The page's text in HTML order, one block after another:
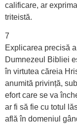
calificare, ar
triteistă.
7
Explicarea precisă
Dumnezeul Bibliei
în virtutea căreia
anumită privință,
efort care se va
ar fi să fie cu totul
află în domeniul